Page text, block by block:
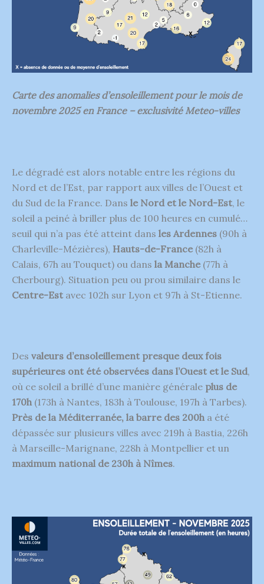
Carte des anomalies d’ensoleillement pour le mois de
novembre 2025 en France – exclusivité Meteo-villes
Le dégradé est alors notable entre les régions du
Nord et de l’Est, par rapport aux villes de l’Ouest et
du Sud de la France. Dans le Nord et le Nord-Est, le
soleil a peiné à briller plus de 100 heures en cumulé…
seuil qui n’a pas été atteint dans les Ardennes (90h à
Charleville-Mézières), Hauts-de-France (82h à
Calais, 67h au Touquet) ou dans la Manche (77h à
Cherbourg). Situation peu ou prou similaire dans le
Centre-Est avec 102h sur Lyon et 97h à St-Etienne.
Des valeurs d’ensoleillement presque deux fois
supérieures ont été observées dans l’Ouest et le Sud,
où ce soleil a brillé d’une manière générale plus de
170h (173h à Nantes, 183h à Toulouse, 197h à Tarbes).
Près de la Méditerranée, la barre des 200h a été
dépassée sur plusieurs villes avec 219h à Bastia, 226h
à Marseille-Marignane, 228h à Montpellier et un
maximum national de 230h à Nîmes.